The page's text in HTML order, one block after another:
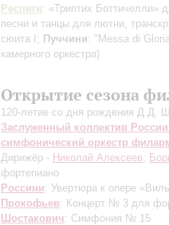
Респиги: «Триптих Боттичелли»
песни и танцы для лютни,
сюита I; Пуччини: "Messa di
камерного оркестра)
Открытие сезона
120-летие со дня рождения Д.Д.
Заслуженный коллектив
симфонический оркестр
Дирижёр - Николай Алексеев;
фортепиано
Россини: Увертюра к опере
Прокофьев: Концерт № 3 для
Шостакович: Симфония № 15